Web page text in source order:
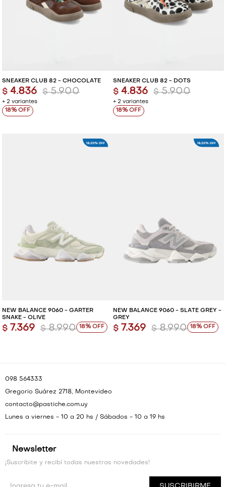
SNEAKER CLUB 82 - CHOCOLATE
+ 2 variantes
$ 4.836 $ 5.900
18
SNEAKER CLUB 82 - DOTS
+ 2 variantes
$ 4.836 $ 5.900
18
NEW BALANCE 9060 - GARTER
SNAKE - OLIVE
$ 7.369 $ 8.990 18
NEW BALANCE 9060 - SLATE GREY -
GREY
$ 7.369 $ 8.990 18
Newsletter
¡Suscribite y recibí todas nuestras novedades!
098 564333
Gregorio Suárez 2718, Montevideo
contacto@pastiche.com.uy
Lunes a viernes - 10 a 20 hs / Sábados - 10 a 19 hs